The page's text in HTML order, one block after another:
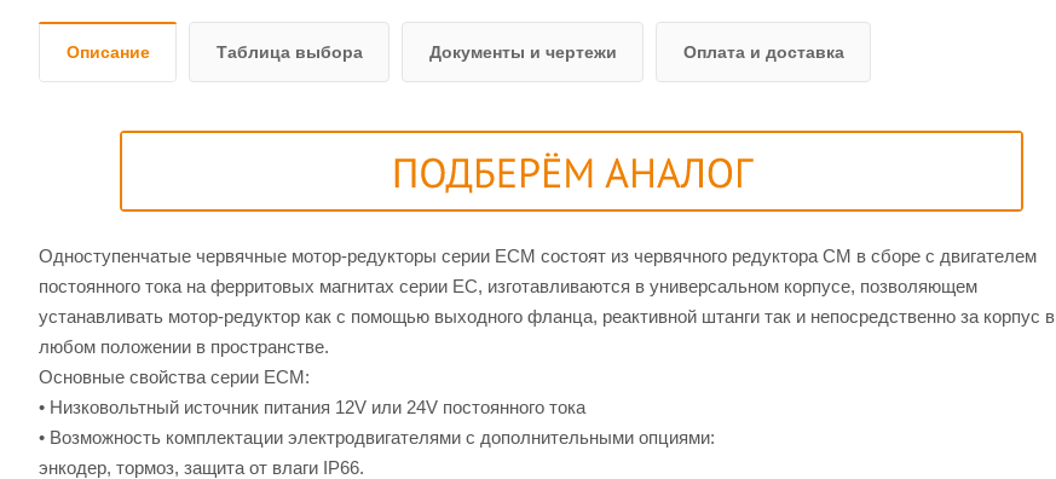
Описание Таблица выбора Документы и чертежи Оплата и доставка
Одноступенчатые червячные мотор-редукторы серии ЕCM состоят из червячного редуктора СМ в сборе c двигателем
постоянного тока на ферритовых магнитах серии ЕС, изготавливаются в универсальном корпусе, позволяющем
устанавливать мотор-редуктор как с помощью выходного фланца, реактивной штанги так и непосредственно за корпус в
любом положении в пространстве.
Основные свойства серии EСМ:
• Низковольтный источник питания 12V или 24V постоянного тока
• Возможность комплектации электродвигателями с дополнительными опциями:
энкодер, тормоз, защита от влаги IP66.